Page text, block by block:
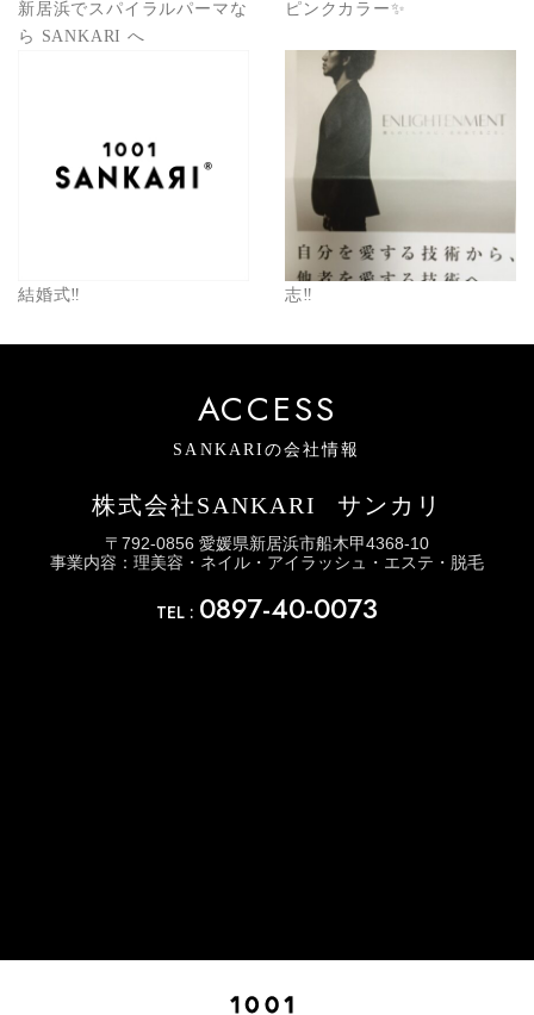
新居浜でスパイラルパーマな
ら SANKARI へ
ピンクカラー✨
結婚式‼︎ 志‼︎
ACCESS
SANKARIの会社情報
株式会社SANKARI サンカリ
〒792-0856 愛媛県新居浜市船木甲4368-10
事業内容：理美容・ネイル・アイラッシュ・エステ・脱毛
TEL : 0897-40-0073